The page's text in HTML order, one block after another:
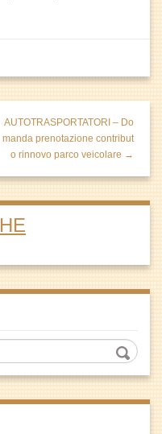
AUTOTRASPORTATORI – Do
manda prenotazione contribut
o rinnovo parco veicolare →